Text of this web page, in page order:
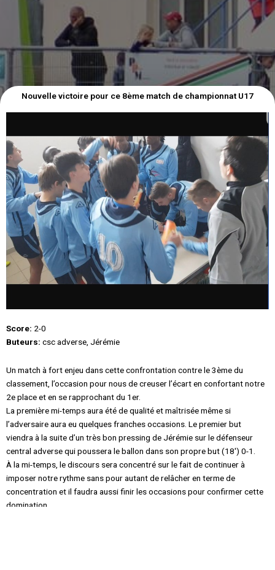
Nouvelle victoire pour ce 8ème match de championnat U17
Score: 2-0
Buteurs: csc adverse, Jérémie
Un match à fort enjeu dans cette confrontation contre le 3ème du
classement, l’occasion pour nous de creuser l’écart en confortant notre
2e place et en se rapprochant du 1er.
La première mi-temps aura été de qualité et maîtrisée même si
l’adversaire aura eu quelques franches occasions. Le premier but
viendra à la suite d’un très bon pressing de Jérémie sur le défenseur
central adverse qui poussera le ballon dans son propre but (18′) 0-1.
À la mi-temps, le discours sera concentré sur le fait de continuer à
imposer notre rythme sans pour autant de relâcher en terme de
concentration et il faudra aussi finir les occasions pour confirmer cette
domination.